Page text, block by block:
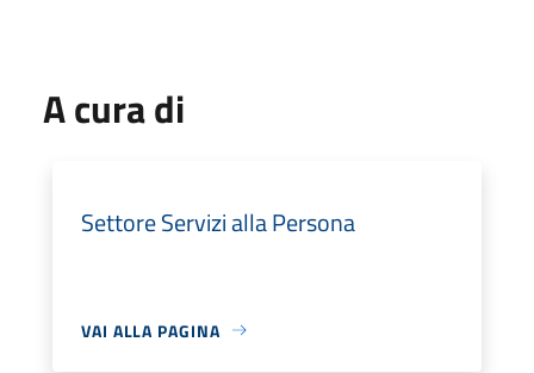
A cura di
Settore Servizi alla Persona
VAI ALLA PAGINA